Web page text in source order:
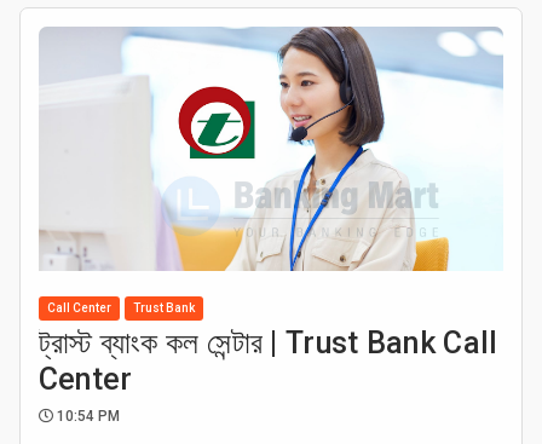
Call Center Trust Bank
ট্রাস্ট ব্যাংক কল সেন্টার | Trust Bank Call
Center
10:54 PM